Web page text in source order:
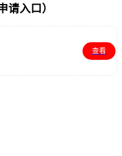
请入口）
查看